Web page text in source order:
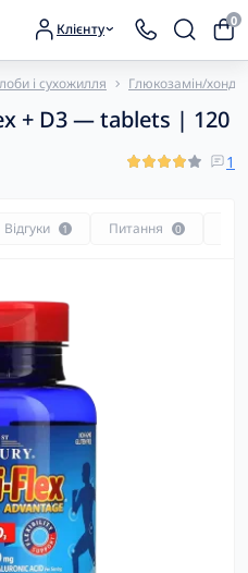
Клієнту 0
і сухожилля Глюкозамін/
+ D3 — tablets | 120
1
Відгуки 1 Питання 0